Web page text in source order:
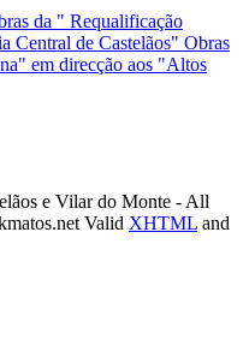
da " Requalificação
Central de Castelãos" Obras
em direcção aos "Altos
e Vilar do Monte - All
Valid XHTML and